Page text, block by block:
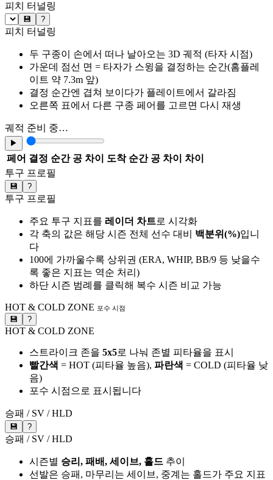
피치 터널링
💾 ?
피치 터널링
두 구종이 손에서 떠나 날아오는 3D 궤적 (타자 시점)
가운데 점선 면 = 타자가 스윙을 결정하는 순간(홈플레
이트 약 7.3m 앞)
결정 순간엔 겹쳐 보이다가 플레이트에서 갈라짐
오른쪽 표에서 다른 구종 페어를 고르면 다시 재생
궤적 준비 중…
▶
페어 결정 순간 공 차이 도착 순간 공 차이
차이
투구 프로필
💾 ?
투구 프로필
주요 투구 지표를 레이더 차트로 시각화
각 축의 값은 해당 시즌 전체 선수 대비 백분위(%)입니
다
100에 가까울수록 상위권 (ERA, WHIP, BB/9 등 낮을수
록 좋은 지표는 역순 처리)
하단 시즌 범례를 클릭해 복수 시즌 비교 가능
HOT & COLD ZONE 포수 시점
💾 ?
HOT & COLD ZONE
스트라이크 존을 5x5로 나눠 존별 피타율을 표시
빨간색 = HOT (피타율 높음), 파란색 = COLD (피타율 낮
음)
포수 시점으로 표시됩니다
승패 / SV / HLD
💾 ?
승패 / SV / HLD
시즌별 승리, 패배, 세이브, 홀드 추이
선발은 승패, 마무리는 세이브, 중계는 홀드가 주요 지표